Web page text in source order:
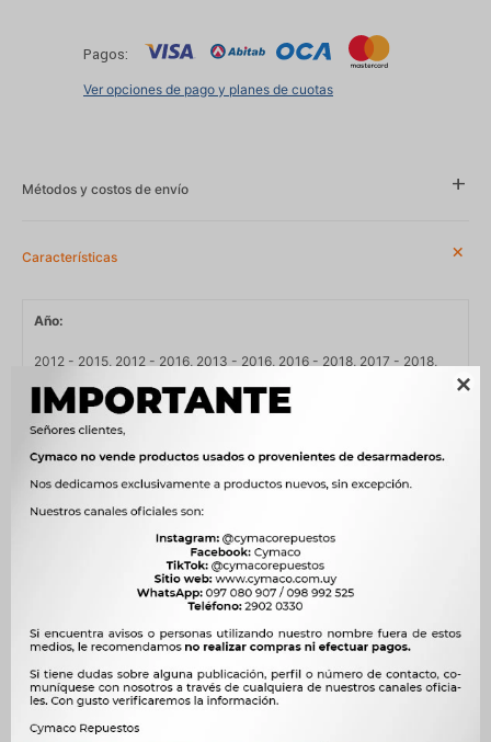

Pagos:
Ver opciones de pago y planes de cuotas
Métodos y costos de envío
Características
Año
2012 - 2015, 2012 - 2016, 2013 - 2016, 2016 - 2018, 2017 - 2018,
Lado IZQUIERDA
Compatibilidad CHEVROLET
Modelo AVEO, ONIX, PRISMA, SAIL, SONIC
AMORTIGUADOR, TRASERA
1.0 8V SPE/4 NAFTA, 1.4 16V 102cv S-TEC III (LCU) NAFTA, 1.4 8V
SPE/4 NAFTA, 1.6 16V F16D NAFTA
OEM 3171, 302010